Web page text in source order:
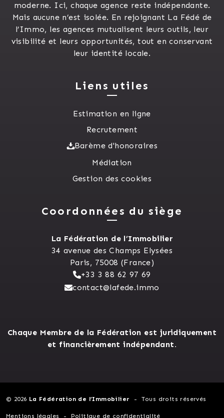
moderne. Ici, chaque agence reste indépendante.
Mais aucune n’est isolée. En rejoignant La Fédé de
l’Immo, les agences mutualisent leurs outils, leur
visibilité et leurs opportunités, tout en conservant
leur identité locale.
Liens utiles
Estimation en ligne
Recrutement
Barème d'honoraires
Médiation
Gestion des cookies
Coordonnées du siège
La Fédération de l’Immobilier
34 avenue des Champs Elysées
Paris, 75008 (France)
+33 3 88 62 97 69
contact@lafede.immo
Chaque Membre de la Fédération est juridiquement
et financièrement indépendant.
© 2026 La Fédération de l’Immobilier Tous droits réservés
Mentions légales Politique de confidentialité